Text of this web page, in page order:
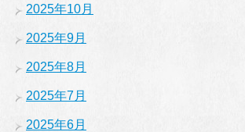
2025年10月
2025年9月
2025年8月
2025年7月
2025年6月